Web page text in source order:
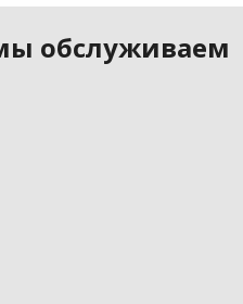
обслуживаем